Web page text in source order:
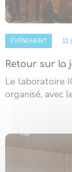
ÉVÉNEMENT 11
Retour sur la
Le laboratoire
organisé, avec